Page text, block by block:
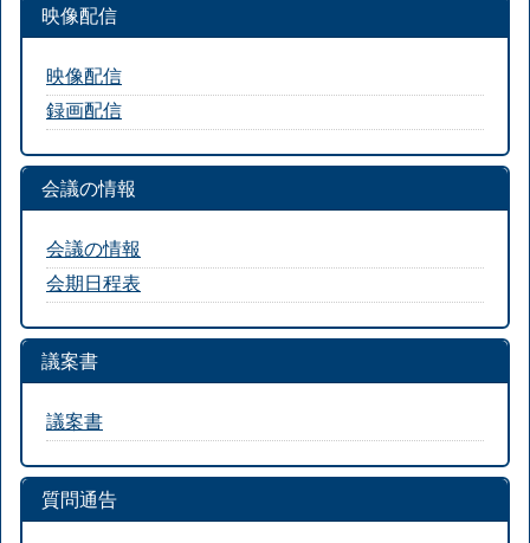
映像配信
映像配信
録画配信
会議の情報
会議の情報
会期日程表
議案書
議案書
質問通告